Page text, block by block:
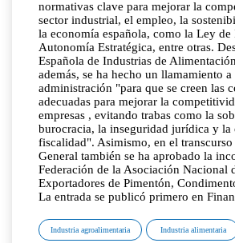
normativas clave para mejorar la
sector industrial, el empleo, la
la economía española, como la Ley
Autonomía Estratégica, entre otras.
Española de Industrias de
además, se ha hecho un llamamiento a
administración "para que se creen las
adecuadas para mejorar la
empresas , evitando trabas como la
burocracia, la inseguridad jurídica y la
fiscalidad". Asimismo, en el transcurso
General también se ha aprobado la
Federación de la Asociación Nacional
Exportadores de Pimentón,
La entrada se publicó primero en
Industria agroalimentaria Industria alimentaria